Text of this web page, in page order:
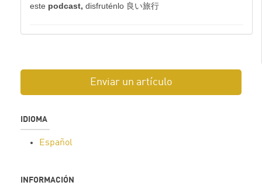
este podcast, disfruténlo 良い旅行
Enviar un artículo
IDIOMA
Español
INFORMACIÓN